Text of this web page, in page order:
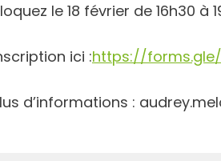
le 18 février de 16h30 à
ici :https://forms.gle/
d’informations :